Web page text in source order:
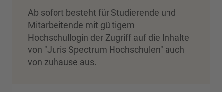
Ab sofort besteht für Studierende und
Mitarbeitende mit gültigem
Hochschullogin der Zugriff auf die Inhalte
von "Juris Spectrum Hochschulen" auch
von zuhause aus.